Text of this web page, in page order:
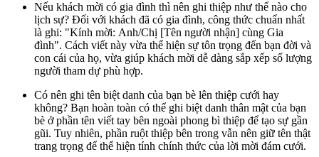
Nếu khách mời có gia đình thì nên ghi thiệp như thế nào cho
lịch sự? Đối với khách đã có gia đình, công thức chuẩn nhất
là ghi: "Kính mời: Anh/Chị [Tên người nhận] cùng Gia
đình". Cách viết này vừa thể hiện sự tôn trọng đến bạn đời và
con cái của họ, vừa giúp khách mời dễ dàng sắp xếp số lượng
người tham dự phù hợp.
Có nên ghi tên biệt danh của bạn bè lên thiệp cưới hay
không? Bạn hoàn toàn có thể ghi biệt danh thân mật của bạn
bè ở phần tên viết tay bên ngoài phong bì thiệp để tạo sự gần
gũi. Tuy nhiên, phần ruột thiệp bên trong vẫn nên giữ tên thật
trang trọng để thể hiện tính chính thức của lời mời đám cưới.